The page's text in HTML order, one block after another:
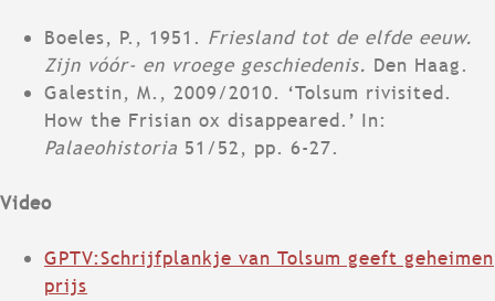
Boeles, P., 1951. Friesland tot de elfde eeuw.
Zijn vóór- en vroege geschiedenis. Den Haag.
Galestin, M., 2009/2010. ‘Tolsum rivisited.
How the Frisian ox disappeared.’ In:
Palaeohistoria 51/52, pp. 6-27.
Video
GPTV:Schrijfplankje van Tolsum geeft geheimen
prijs